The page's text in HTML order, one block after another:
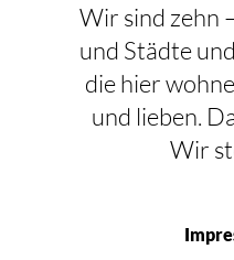
Wir sind zehn
und Städte
die hier
und lieben.
Wir